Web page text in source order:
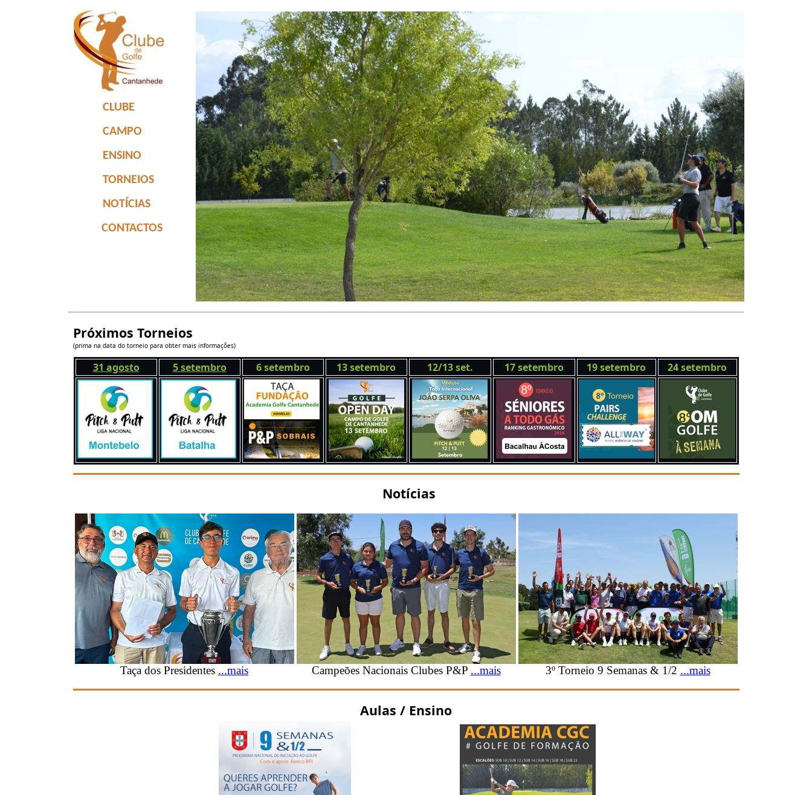
CLUBE
CAMPO
ENSINO
TORNEIOS
NOTÍCIAS
CONTACTOS
Próximos Torneios
(prima na data do torneio para obter mais informações)
31 agosto 5 setembro 6 setembro 13 setembro 12/13 set. 17 setembro 19 setembro 24 setembro
Notícias
Taça dos Presidentes ...mais Campeões Nacionais Clubes P&P ...mais 3º Torneio 9 Semanas & 1/2 ...mais
Aulas / Ensino